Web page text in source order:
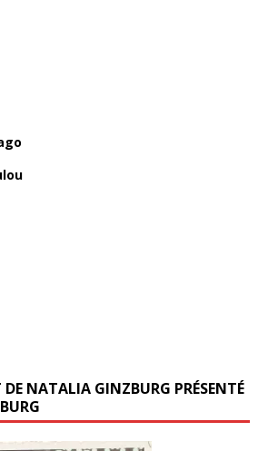
NATALIA GINZBURG PRÉSENTÉ